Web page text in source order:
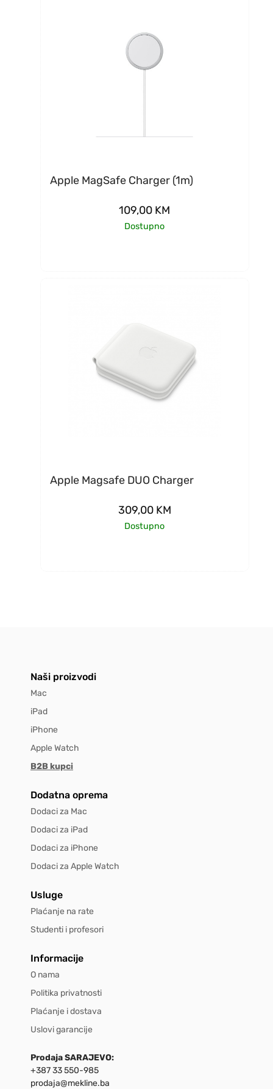
Apple MagSafe Charger (1m)
109,00 KM
Dostupno
Apple Magsafe DUO Charger
309,00 KM
Dostupno
Naši proizvodi
Mac
iPad
iPhone
Apple Watch
B2B kupci
Dodatna oprema
Dodaci za Mac
Dodaci za iPad
Dodaci za iPhone
Dodaci za Apple Watch
Usluge
Plaćanje na rate
Studenti i profesori
Informacije
O nama
Politika privatnosti
Plaćanje i dostava
Uslovi garancije
Prodaja SARAJEVO:
+387 33 550-985
prodaja@mekline.ba